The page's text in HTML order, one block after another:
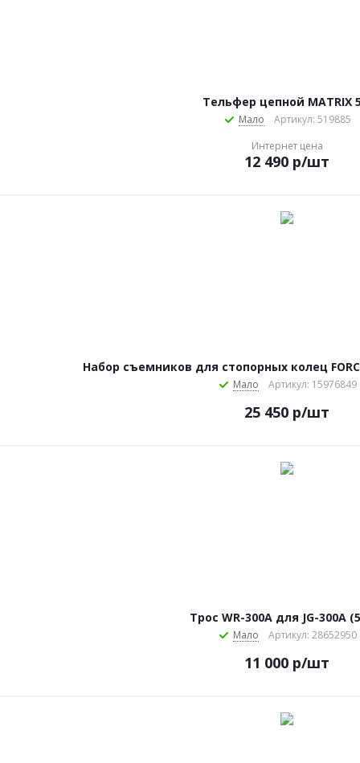
Тельфер цепной MATRIX
Мало
Артикул: 519885
Интернет цена
12 490 р/шт
Набор съемников для стопорных колец
Мало Артикул: 15976849
25 450 р/шт
Трос WR-300А для JG-300A
Мало Артикул: 28652950
11 000 р/шт